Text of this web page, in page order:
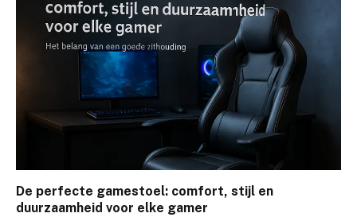
De perfecte gamestoel: comfort, stijl en
duurzaamheid voor elke gamer